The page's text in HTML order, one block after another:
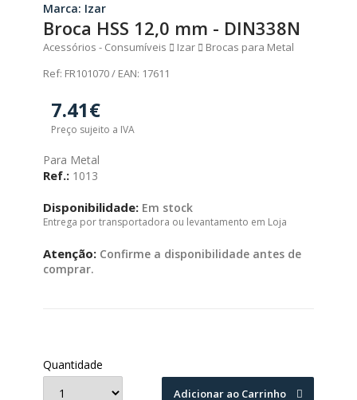
Marca: Izar
Broca HSS 12,0 mm - DIN338N
Acessórios - Consumíveis Izar
Brocas para Metal
Ref: FR101070 / EAN: 17611
7.41€
Preço sujeito a IVA
Para Metal
Ref.: 1013
Disponibilidade: Em stock
Entrega por transportadora ou levantamento em Loja
Atenção: Confirme a disponibilidade antes de
comprar.
Quantidade
Adicionar ao Carrinho